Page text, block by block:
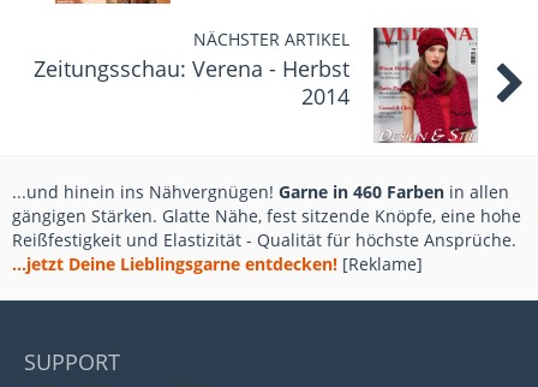
NÄCHSTER ARTIKEL
Zeitungsschau: Verena - Herbst
2014
...und hinein ins Nähvergnügen! Garne in 460 Farben in allen
gängigen Stärken. Glatte Nähe, fest sitzende Knöpfe, eine hohe
Reißfestigkeit und Elastizität - Qualität für höchste Ansprüche.
...jetzt Deine Lieblingsgarne entdecken! [Reklame]
SUPPORT